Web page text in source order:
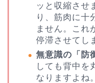
ッと収縮させ
り、筋肉に十
ません。これ
停滞させてし
無意識の「防
しても背中を
なりますよね